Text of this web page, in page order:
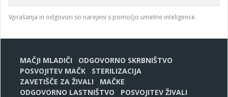
Vprašanja in odgovori so narejeni s pomočjo umetne inteligence.
MAČJI MLADIČI
ODGOVORNO SKRBNIŠTVO
POSVOJITEV MAČK
STERILIZACIJA
ZAVETIŠČE ZA ŽIVALI
MAČKE
ODGOVORNO LASTNIŠTVO
POSVOJITEV ŽIVALI